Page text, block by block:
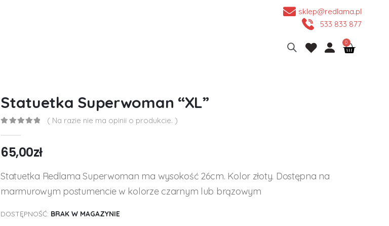
sklep@redlama.pl
533 833 877
Statuetka Superwoman “XL”
( Na razie nie ma opinii o produkcie. )
65,00zł
Statuetka Redlama Superwoman ma wysokość 26cm. Kolor złoty. Dostępna na
marmurowym postumencie w kolorze czarnym lub brązowym
DOSTĘPNOŚĆ: BRAK W MAGAZYNIE